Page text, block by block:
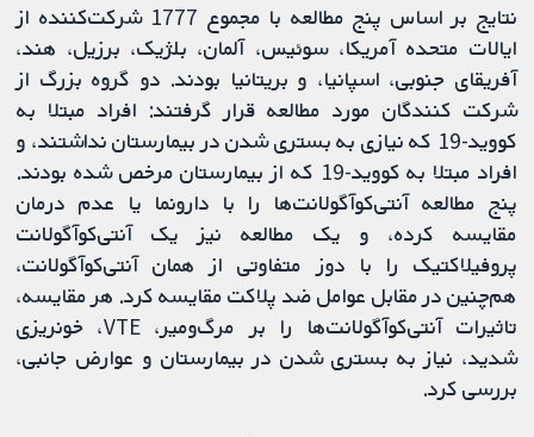
نتایج بر اساس پنج مطالعه با مجموع 1777 شرکت‌کننده از
ایالات متحده آمریکا، سوئیس، آلمان، بلژیک، برزیل، هند،
آفریقای جنوبی، اسپانیا، و بریتانیا بودند. دو گروه بزرگ از
شرکت کنندگان مورد مطالعه قرار گرفتند: افراد مبتلا به
کووید-19 که نیازی به بستری شدن در بیمارستان نداشتند، و
افراد مبتلا به کووید-19 که از بیمارستان مرخص شده بودند.
پنج مطالعه آنتی‌کوآگولانت‌ها را با دارونما یا عدم درمان
مقایسه کرده، و یک مطالعه نیز یک آنتی‌کوآگولانت
پروفیلاکتیک را با دوز متفاوتی از همان آنتی‌کوآگولانت،
هم‌چنین در مقابل عوامل ضد پلاکت مقایسه کرد. هر مقایسه،
تاثیرات آنتی‌کوآگولانت‌ها را بر مرگ‌ومیر، VTE، خونریزی
شدید، نیاز به بستری شدن در بیمارستان و عوارض جانبی،
بررسی کرد.